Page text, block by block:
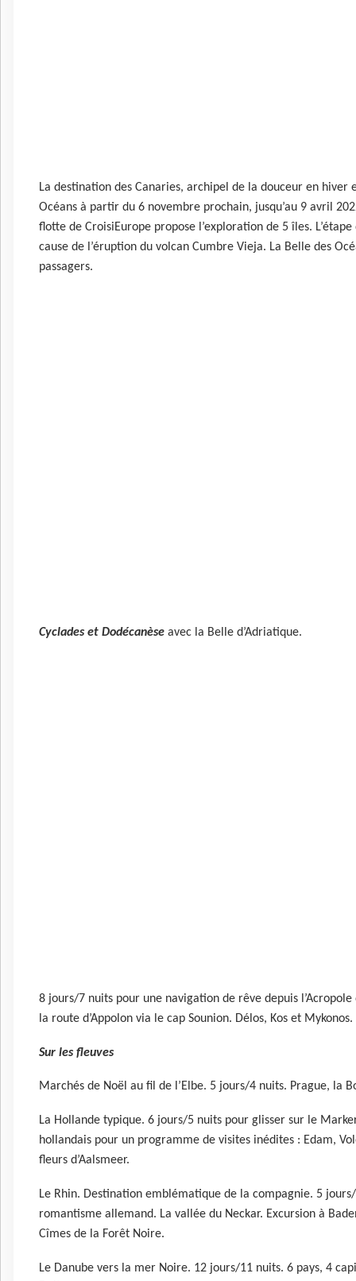
La destination des Canaries, archipel de la douceur en hiver
Océans à partir du 6 novembre prochain, jusqu’au 9 avril
flotte de CroisiEurope propose l’exploration de 5 îles.
cause de l’éruption du volcan Cumbre Vieja. La Belle des
passagers.
Cyclades et Dodécanèse avec la Belle d’Adriatique.
8 jours/7 nuits pour une navigation de rêve depuis l’Acropole
la route d’Appolon via le cap Sounion. Délos, Kos et Mykonos.
Sur les fleuves
Marchés de Noël au fil de l’Elbe. 5 jours/4 nuits. Prague, la
La Hollande typique. 6 jours/5 nuits pour glisser sur le
hollandais pour un programme de visites inédites : Edam,
fleurs d’Aalsmeer.
Le Rhin. Destination emblématique de la compagnie. 5
romantisme allemand. La vallée du Neckar. Excursion à
Cîmes de la Forêt Noire.
Le Danube vers la mer Noire. 12 jours/11 nuits. 6 pays, 4